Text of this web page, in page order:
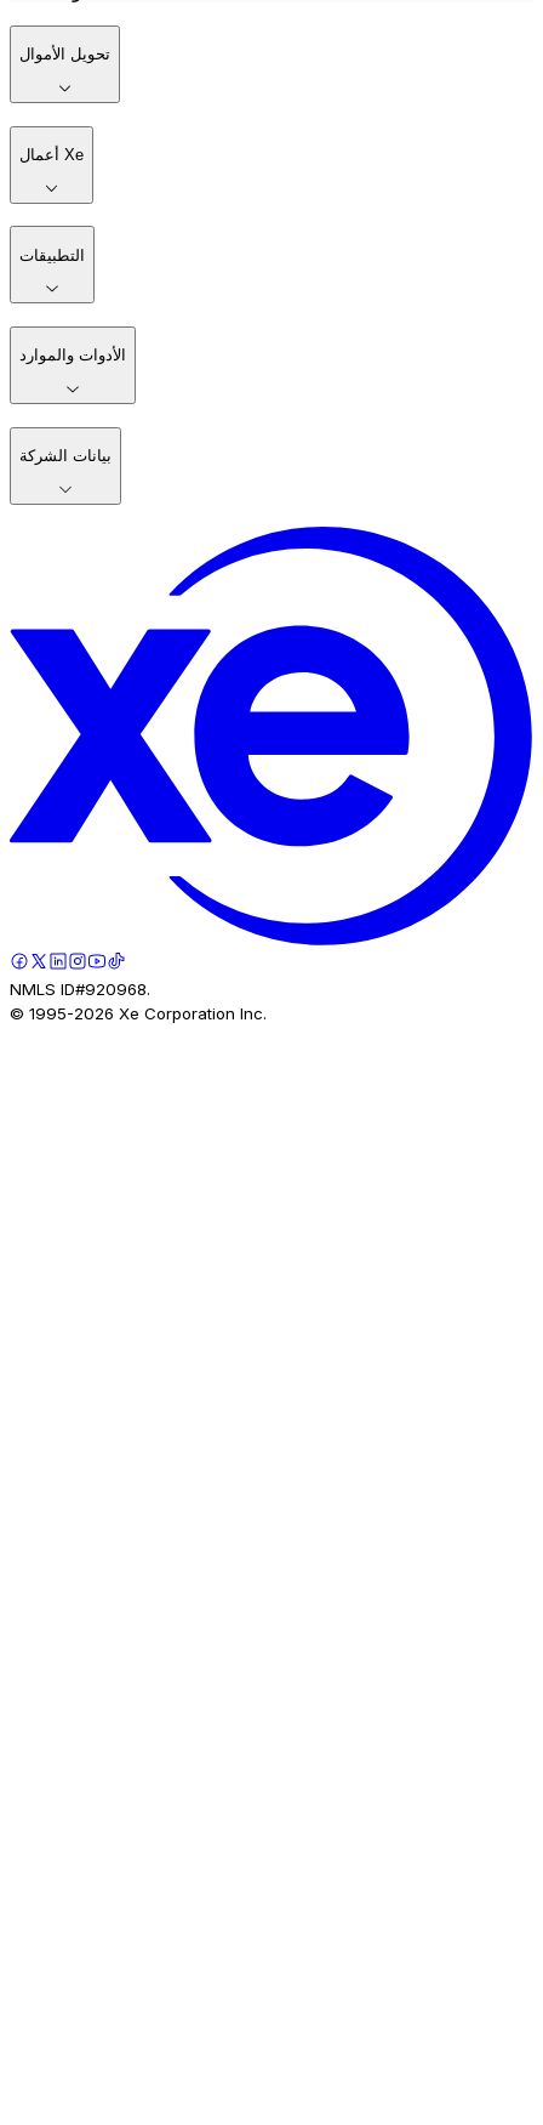
تحويل الأموال
أعمال Xe
التطبيقات
الأدوات والموارد
بيانات الشركة
NMLS ID#920968.
© 1995-2026 Xe Corporation Inc.